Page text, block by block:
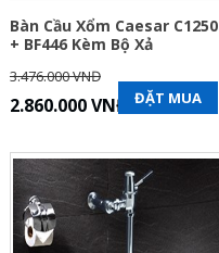
Bàn Cầu Xổm Caesar C1250
+ BF446 Kèm Bộ Xả
3.476.000 VNĐ
2.860.000 VNĐ ĐẶT MUA